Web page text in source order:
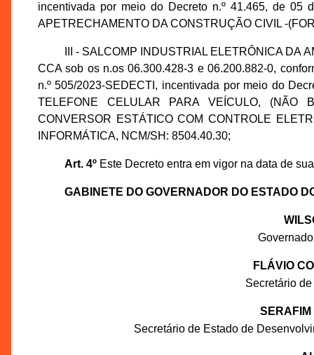
incentivada por meio do Decreto n.º 41.465, de 05
APETRECHAMENTO DA CONSTRUÇÃO CIVIL -
III - SALCOMP INDUSTRIAL ELETRÔNICA DA
CCA sob os n.os 06.300.428-3 e 06.200.882-0,
n.º 505/2023-SEDECTI, incentivada por meio do
TELEFONE CELULAR PARA VEÍCULO, (NÃO
CONVERSOR ESTÁTICO COM CONTROLE
INFORMÁTICA, NCM/SH: 8504.40.30;
Art. 4ºEste Decreto entra em vigor na data de
GABINETE DO GOVERNADOR DO ESTADO
FLÁVIO
Secretário
Secretário de Estado de